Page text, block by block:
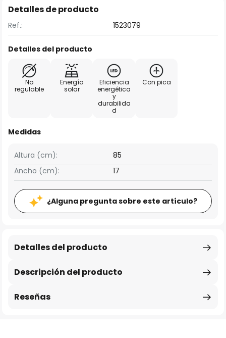
Detalles de producto
Ref.: 1523079
Detalles del producto
No
regulable
Energía
solar
Eficiencia
energética
y
durabilida
d
Con pica
Medidas
Ancho (cm): 17
Altura (cm): 85
¿Alguna pregunta sobre este artículo?
Descripción del producto
Detalles del producto
Reseñas